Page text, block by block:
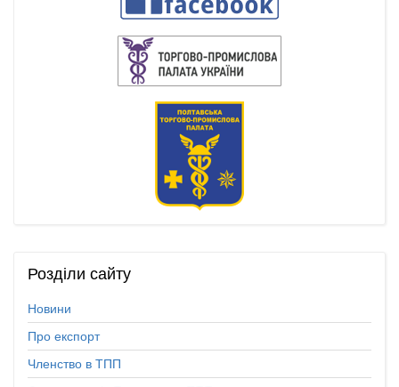
Розділи сайту
Новини
Про експорт
Членство в ТПП